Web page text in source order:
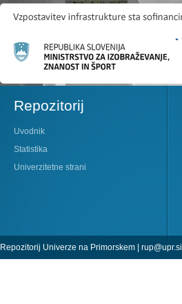
Repozitorij
Uvodnik
Statistika
Univerzitetne strani
Repozitorij Univerze na Primorskem | rup@upr.si